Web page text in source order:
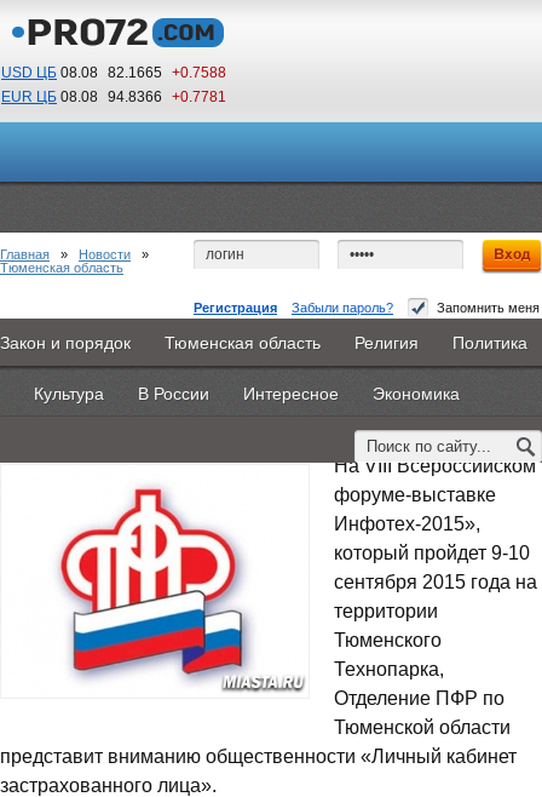
USD ЦБ 08.08 82.1665 +0.7588
EUR ЦБ 08.08 94.8366 +0.7781
16 48
По Гринвичу (GMT +5)
Регистрация Забыли пароль? Запомнить меня
Главная Новости Объявления КНИГИ ВестиNet
Каталоги 9PS Прочее
Закон и порядок Тюменская область Религия Политика
Культура В России Интересное Экономика
Главная » Новости »
Тюменская область
Тюменцам и гостям города – о будущей
пенсии в режиме онлайн
На VIII Всероссийском
форуме-выставке
Инфотех-2015»,
который пройдет 9-10
сентября 2015 года на
территории
Тюменского
Технопарка,
Отделение ПФР по
Тюменской области
представит вниманию общественности «Личный кабинет
застрахованного лица».